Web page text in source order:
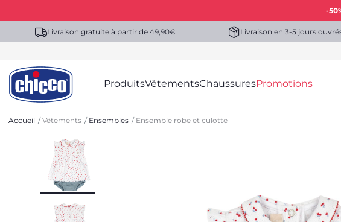
-
Livraison gratuite à partir de 49,90€ Livraison en 3-5 jours
ProduitsVêtementsChaussuresPromotions
Accueil Vêtements Ensembles Ensemble robe et culotte